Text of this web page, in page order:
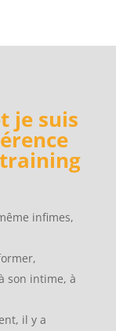
je suis
infimes,
son intime, à
il y a